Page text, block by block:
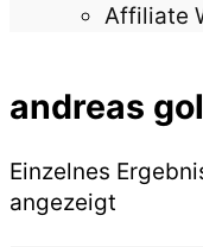
Affiliate
andreas
Einzelnes
angezeigt